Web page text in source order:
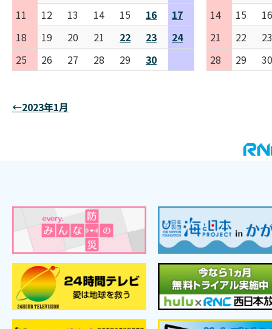
11
12 13 14 15 16
17
18
19 20 21 22 23
24
25
26 27 28 29 30
14
15
16
21
22
23
28
29 30
←2023年1月